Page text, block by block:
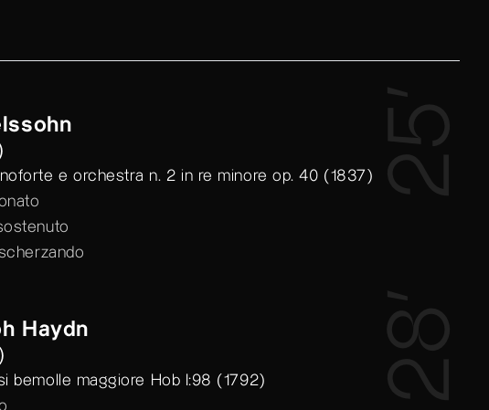
e orchestra n. 2 in re minore op. 40 (1837)
25’
Haydn
bemolle maggiore Hob I:98 (1792)
28’